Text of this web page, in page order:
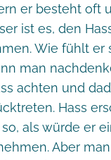
er besteht oft
ist es, den
Wie fühlt er
man
achten und
Hass
als würde er
Aber